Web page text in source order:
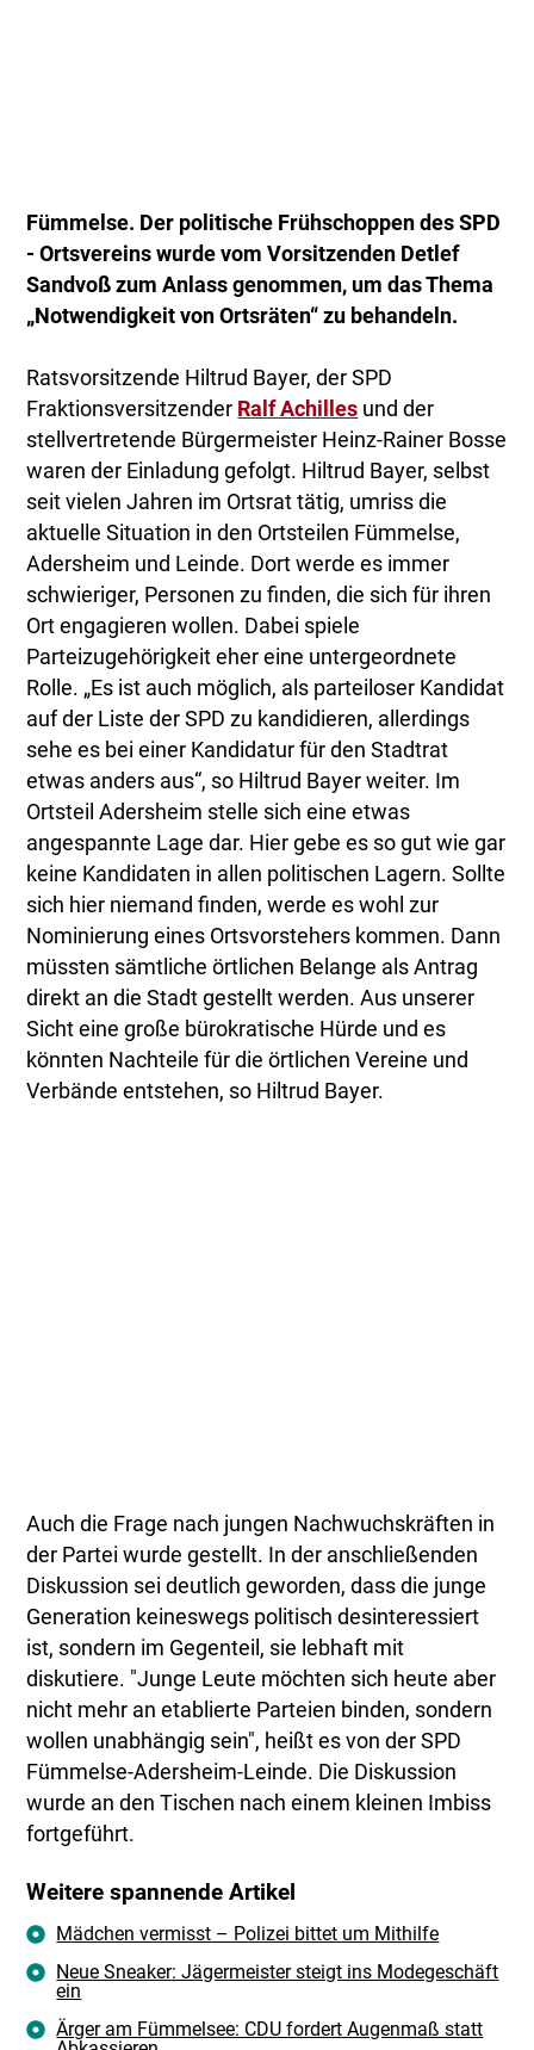
Fümmelse. Der politische Frühschoppen des SPD
- Ortsvereins wurde vom Vorsitzenden Detlef
Sandvoß zum Anlass genommen, um das Thema
„Notwendigkeit von Ortsräten“ zu behandeln.
Ratsvorsitzende Hiltrud Bayer, der SPD
Fraktionsversitzender Ralf Achilles und der
stellvertretende Bürgermeister Heinz-Rainer Bosse
waren der Einladung gefolgt. Hiltrud Bayer, selbst
seit vielen Jahren im Ortsrat tätig, umriss die
aktuelle Situation in den Ortsteilen Fümmelse,
Adersheim und Leinde. Dort werde es immer
schwieriger, Personen zu finden, die sich für ihren
Ort engagieren wollen. Dabei spiele
Parteizugehörigkeit eher eine untergeordnete
Rolle. „Es ist auch möglich, als parteiloser Kandidat
auf der Liste der SPD zu kandidieren, allerdings
sehe es bei einer Kandidatur für den Stadtrat
etwas anders aus“, so Hiltrud Bayer weiter. Im
Ortsteil Adersheim stelle sich eine etwas
angespannte Lage dar. Hier gebe es so gut wie gar
keine Kandidaten in allen politischen Lagern. Sollte
sich hier niemand finden, werde es wohl zur
Nominierung eines Ortsvorstehers kommen. Dann
müssten sämtliche örtlichen Belange als Antrag
direkt an die Stadt gestellt werden. Aus unserer
Sicht eine große bürokratische Hürde und es
könnten Nachteile für die örtlichen Vereine und
Verbände entstehen, so Hiltrud Bayer.
Auch die Frage nach jungen Nachwuchskräften in
der Partei wurde gestellt. In der anschließenden
Diskussion sei deutlich geworden, dass die junge
Generation keineswegs politisch desinteressiert
ist, sondern im Gegenteil, sie lebhaft mit
diskutiere. "Junge Leute möchten sich heute aber
nicht mehr an etablierte Parteien binden, sondern
wollen unabhängig sein", heißt es von der SPD
Fümmelse-Adersheim-Leinde. Die Diskussion
wurde an den Tischen nach einem kleinen Imbiss
fortgeführt.
Weitere spannende Artikel
Mädchen vermisst – Polizei bittet um Mithilfe
Neue Sneaker: Jägermeister steigt ins Modegeschäft
ein
Ärger am Fümmelsee: CDU fordert Augenmaß statt